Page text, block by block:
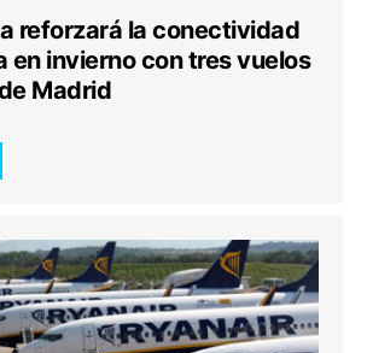
reforzará la conectividad
en invierno con tres vuelos
Madrid